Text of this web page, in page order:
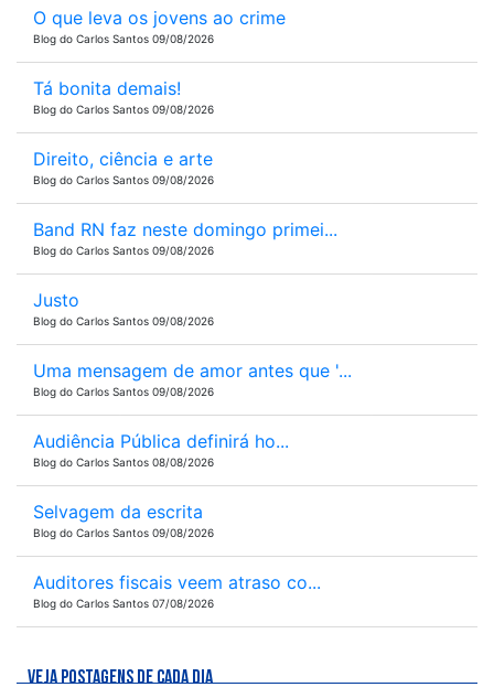
O que leva os jovens ao crime
Blog do Carlos Santos 09/08/2026
Tá bonita demais!
Blog do Carlos Santos 09/08/2026
Direito, ciência e arte
Blog do Carlos Santos 09/08/2026
Band RN faz neste domingo primei...
Blog do Carlos Santos 09/08/2026
Justo
Blog do Carlos Santos 09/08/2026
Uma mensagem de amor antes que '...
Blog do Carlos Santos 09/08/2026
Audiência Pública definirá ho...
Blog do Carlos Santos 08/08/2026
Selvagem da escrita
Blog do Carlos Santos 09/08/2026
Auditores fiscais veem atraso co...
Blog do Carlos Santos 07/08/2026
VEJA POSTAGENS DE CADA DIA